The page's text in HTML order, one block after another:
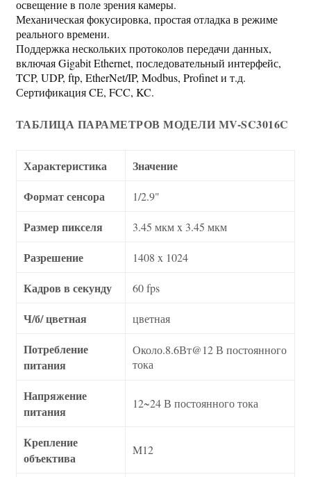
освещение в поле зрения камеры.
Механическая фокусировка, простая отладка в режиме
реального времени.
Поддержка нескольких протоколов передачи данных,
включая Gigabit Ethernet, последовательный интерфейс,
TCP, UDP, ftp, EtherNet/IP, Modbus, Profinet и т.д.
Сертификация CE, FCC, KC.
ТАБЛИЦА ПАРАМЕТРОВ МОДЕЛИ MV-SC3016C
Характеристика
Значение
Формат сенсора
1/2.9"
Размер пикселя 3.45 мкм x 3.45 мкм
Разрешение 1408 x 1024
Кадров в секунду 60 fps
Ч/б/ цветная цветная
Потребление
питания
Около.8.6Вт@12 В постоянного
тока
Напряжение
питания
12~24 В постоянного тока
Крепление
объектива
M12